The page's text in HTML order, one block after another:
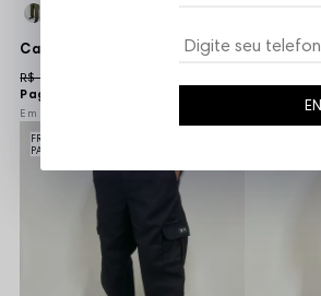
Calça Sarja Corte Reto Oncross - Cinza
Pague
R$ 109,90
FRETE GRÁTIS A PARTIR DE R$149,99 PARA SÃO
PAULO E REGIÕES METROPOLITANAS